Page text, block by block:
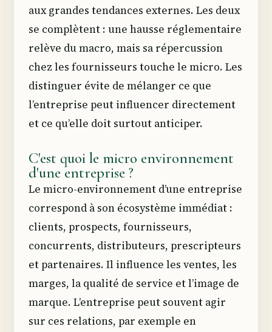
aux grandes tendances externes. Les deux
se complètent : une hausse réglementaire
relève du macro, mais sa répercussion
chez les fournisseurs touche le micro. Les
distinguer évite de mélanger ce que
l’entreprise peut influencer directement
et ce qu’elle doit surtout anticiper.
C'est quoi le micro environnement
d'une entreprise ?
Le micro-environnement d’une entreprise
correspond à son écosystème immédiat :
clients, prospects, fournisseurs,
concurrents, distributeurs, prescripteurs
et partenaires. Il influence les ventes, les
marges, la qualité de service et l’image de
marque. L’entreprise peut souvent agir
sur ces relations, par exemple en